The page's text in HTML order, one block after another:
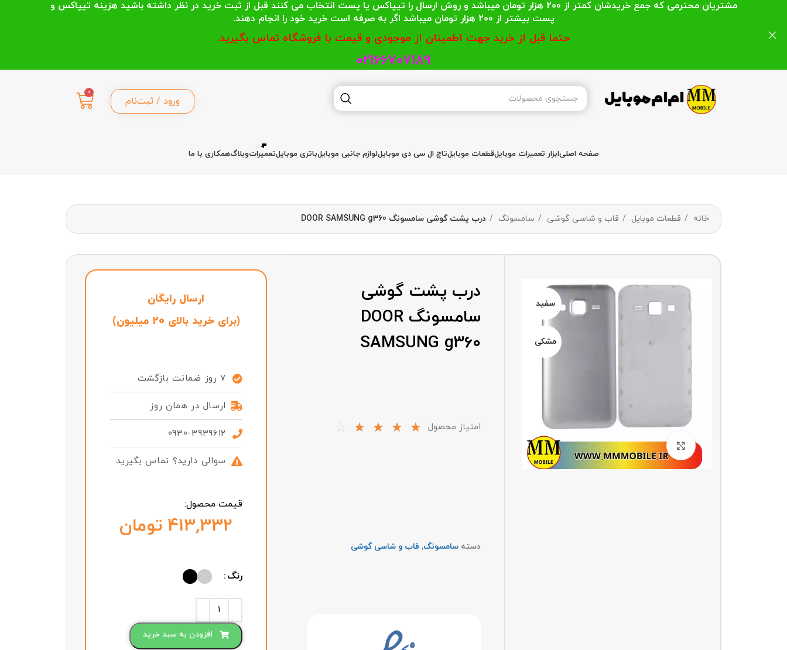
ورود / ثبت‌نام
0
صفحه اصلیابزار تعمیرات موبایلقطعات موبایلتاچ ال سی دی موبایللوازم جانبی موبایلباتری موبایلتعمیراتوبلاگهمکاری با ما
خانه قطعات موبایل قاب و شاسی گوشی سامسونگ درب پشت گوشی سامسونگ DOOR SAMSUNG g360
سفید
مشکی
سفید
مشکی
درب پشت گوشی
سامسونگ DOOR
SAMSUNG g360
امتیاز محصول ☆
☆
☆
☆
☆
دسته سامسونگ, قاب و شاسی گوشی
ارسال رایگان
(برای خرید بالای 20 میلیون)
7 روز ضمانت بازگشت
ارسال در همان روز
0930-3939612
سوالی دارید؟ تماس بگیرید
قیمت محصول:
تومان
رنگ
افزودن به سبد خرید
مشتریان محترمی که جمع خریدشان کمتر از 200 هزار تومان میباشد و روش ارسال را تیپاکس یا پست انتخاب می کنند قبل از ثبت خرید در نظر داشته باشید هزینه تیپاکس و
پست بیشتر از 200 هزار تومان میباشد اگر به صرفه است خرید خود را انجام دهند.
حتما قبل از خرید جهت اطمینان از موجودی و قیمت با فروشگاه تماس بگیرید.
02166707189